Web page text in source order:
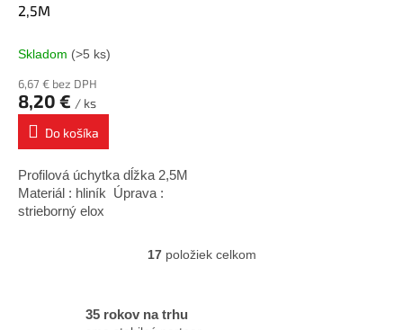
2,5M
Skladom (>5 ks)
6,67 € bez DPH
8,20 € / ks
Do košíka
Profilová úchytka dĺžka 2,5M
Materiál : hliník Úprava :
strieborný elox
O
17položiek celkom
35 rokov na trhu